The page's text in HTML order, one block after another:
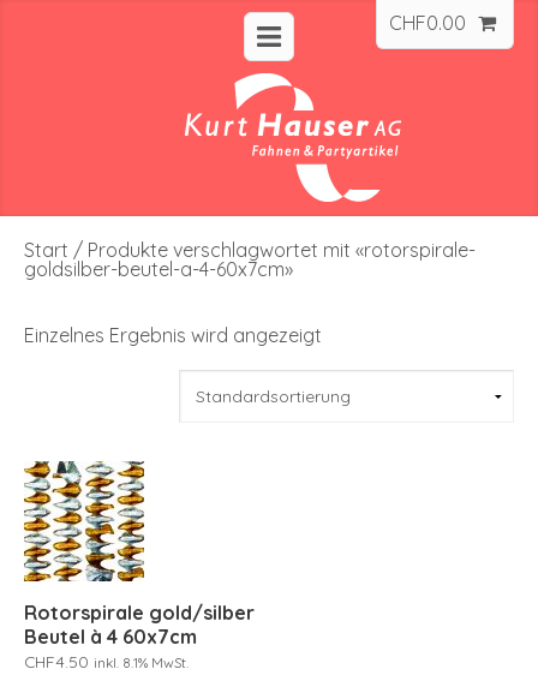
CHF0.00
Start / Produkte verschlagwortet mit «rotorspirale-
goldsilber-beutel-a-4-60x7cm»
Einzelnes Ergebnis wird angezeigt
Rotorspirale gold/silber
Beutel à 4 60x7cm
CHF4.50 inkl. 8.1% MwSt.